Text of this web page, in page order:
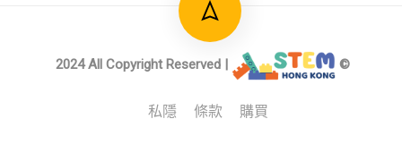
2024 All Copyright Reserved | ©
私隱 條款 購買